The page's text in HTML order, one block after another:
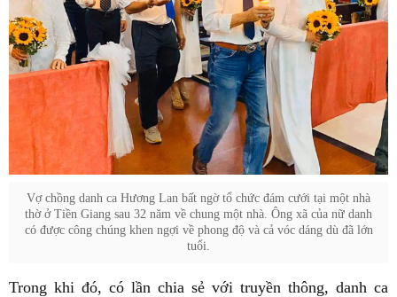
Vợ chồng danh ca Hương Lan bất ngờ tổ chức đám cưới tại một nhà
thờ ở Tiền Giang sau 32 năm về chung một nhà. Ông xã của nữ danh
có được công chúng khen ngợi về phong độ và cả vóc dáng dù đã lớn
tuổi.
Trong khi đó, có lần chia sẻ với truyền thông, danh ca